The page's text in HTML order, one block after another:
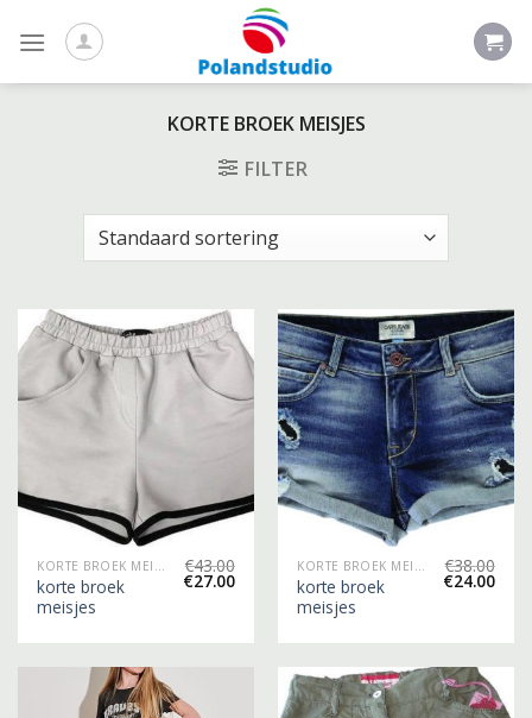
KORTE BROEK MEISJES
FILTER
KORTE BROEK MEISJES
korte broek
meisjes
€43.00
€27.00
KORTE BROEK MEISJES
korte broek
meisjes
€38.00
€24.00